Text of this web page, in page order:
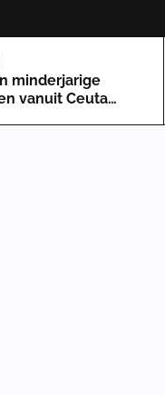
minderjarige
vanuit Ceuta